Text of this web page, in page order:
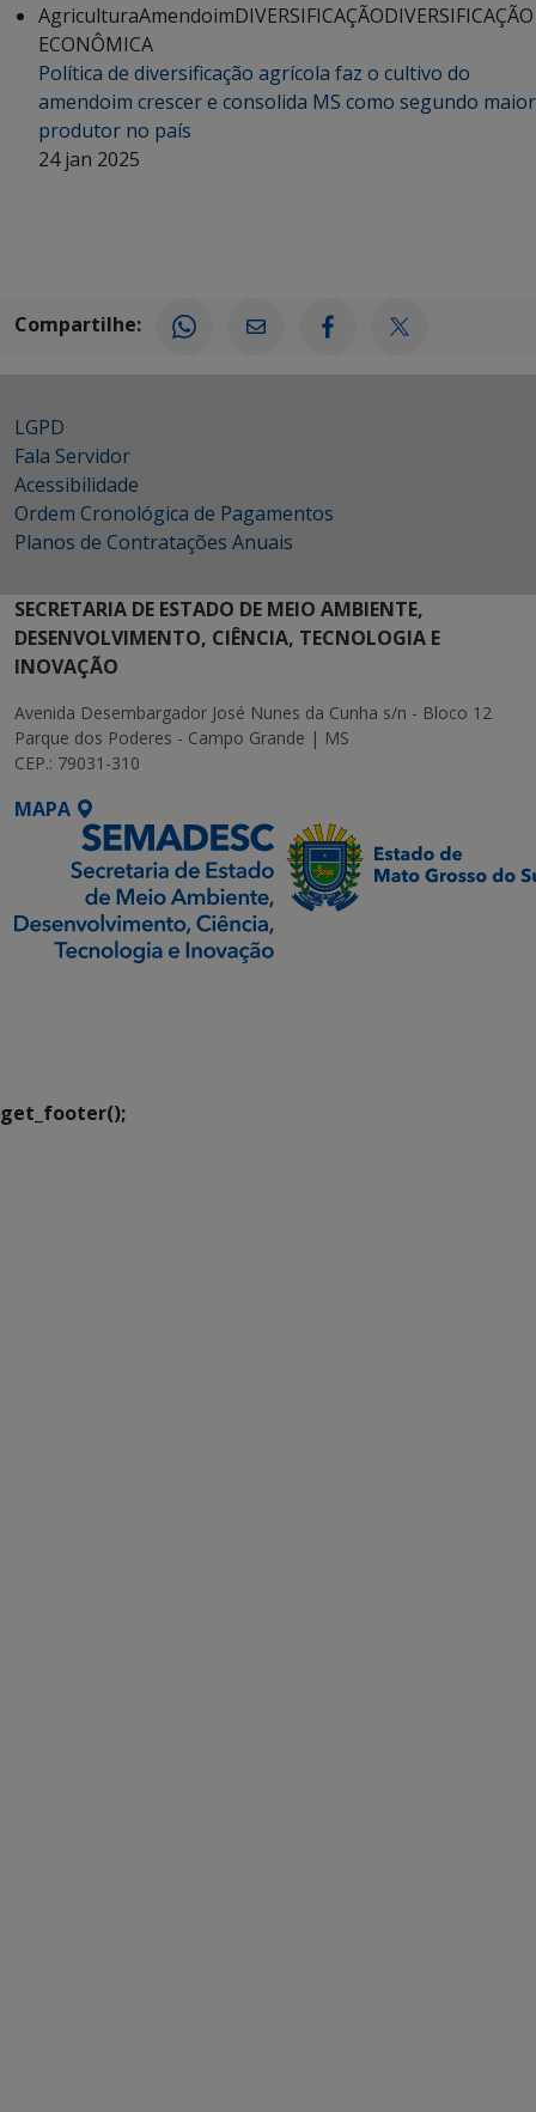
AgriculturaAmendoimDIVERSIFICAÇÃODIVERSIFICAÇÃO
ECONÔMICA
Política de diversificação agrícola faz o cultivo do
amendoim crescer e consolida MS como segundo maior
produtor no país
24 jan 2025
Compartilhe:
LGPD
Fala Servidor
Acessibilidade
Ordem Cronológica de Pagamentos
Planos de Contratações Anuais
SECRETARIA DE ESTADO DE MEIO AMBIENTE,
DESENVOLVIMENTO, CIÊNCIA, TECNOLOGIA E
INOVAÇÃO
Avenida Desembargador José Nunes da Cunha s/n - Bloco 12
Parque dos Poderes - Campo Grande | MS
CEP.: 79031-310
MAPA
get_footer();